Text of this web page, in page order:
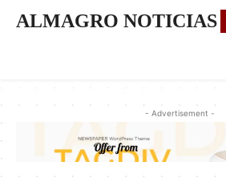
ALMAGRO NOTICIAS
- Advertisement -